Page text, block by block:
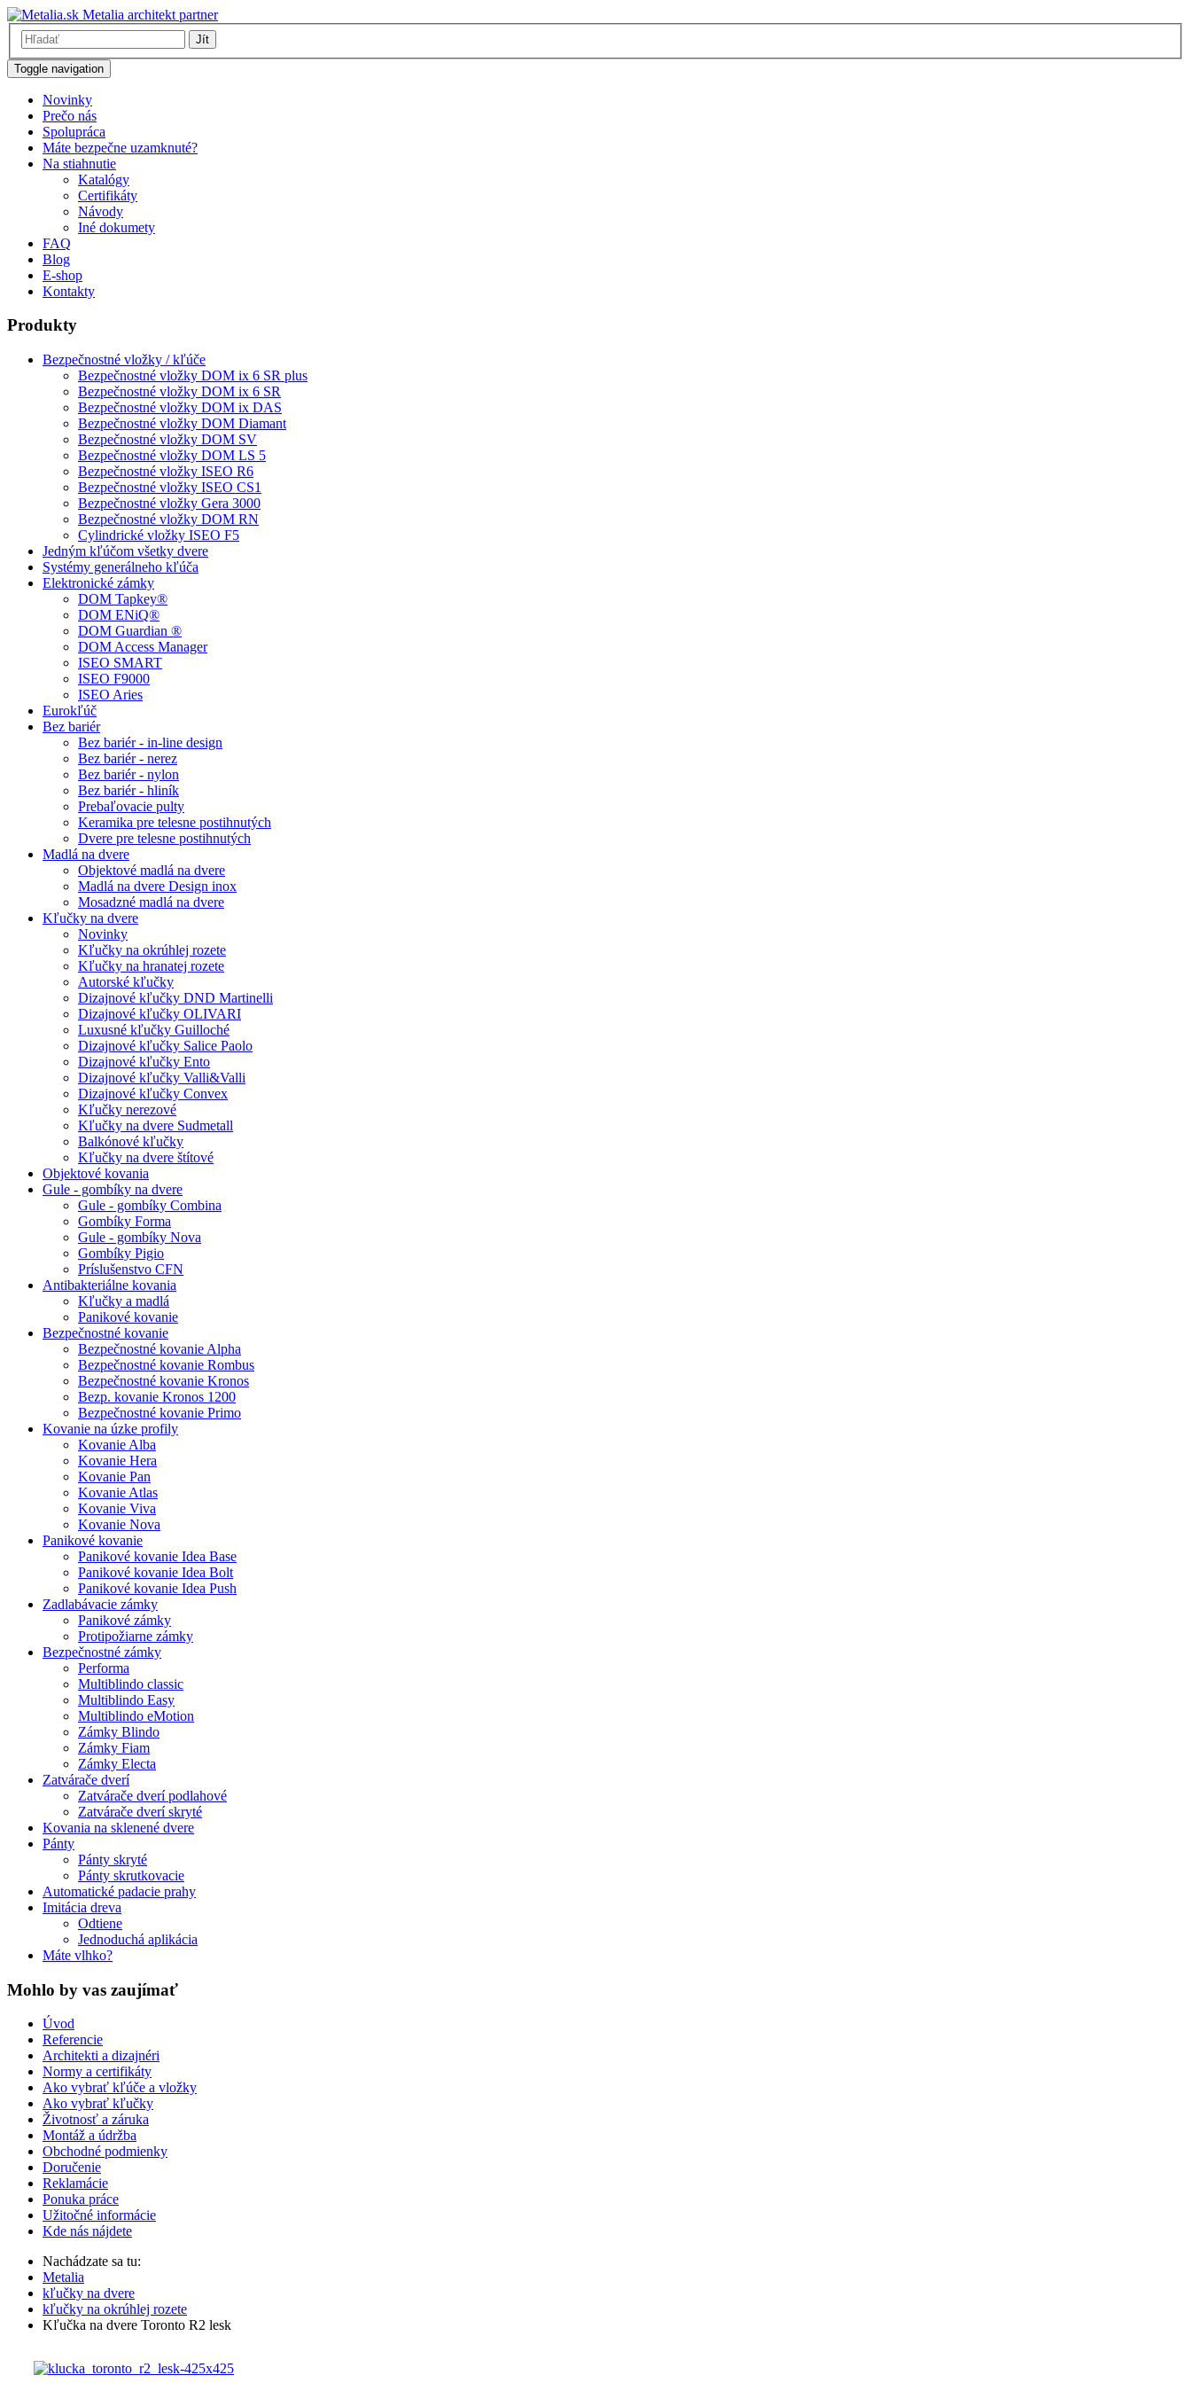
Metalia architekt partner
Jít
Toggle navigation
Novinky
Prečo nás
Spolupráca
Máte bezpečne uzamknuté?
Na stiahnutie
Katalógy
Certifikáty
Návody
Iné dokumety
FAQ
Blog
E-shop
Kontakty
Produkty
Bezpečnostné vložky / kľúče
Bezpečnostné vložky DOM ix 6 SR plus
Bezpečnostné vložky DOM ix 6 SR
Bezpečnostné vložky DOM ix DAS
Bezpečnostné vložky DOM Diamant
Bezpečnostné vložky DOM SV
Bezpečnostné vložky DOM LS 5
Bezpečnostné vložky ISEO R6
Bezpečnostné vložky ISEO CS1
Bezpečnostné vložky Gera 3000
Bezpečnostné vložky DOM RN
Cylindrické vložky ISEO F5
Jedným kľúčom všetky dvere
Systémy generálneho kľúča
Elektronické zámky
DOM Tapkey®
DOM ENiQ®
DOM Guardian ®
DOM Access Manager
ISEO SMART
ISEO F9000
ISEO Aries
Eurokľúč
Bez bariér
Bez bariér - in-line design
Bez bariér - nerez
Bez bariér - nylon
Bez bariér - hliník
Prebaľovacie pulty
Keramika pre telesne postihnutých
Dvere pre telesne postihnutých
Madlá na dvere
Objektové madlá na dvere
Madlá na dvere Design inox
Mosadzné madlá na dvere
Kľučky na dvere
Novinky
Kľučky na okrúhlej rozete
Kľučky na hranatej rozete
Autorské kľučky
Dizajnové kľučky DND Martinelli
Dizajnové kľučky OLIVARI
Luxusné kľučky Guilloché
Dizajnové kľučky Salice Paolo
Dizajnové kľučky Ento
Dizajnové kľučky Valli&Valli
Dizajnové kľučky Convex
Kľučky nerezové
Kľučky na dvere Sudmetall
Balkónové kľučky
Kľučky na dvere štítové
Objektové kovania
Gule - gombíky na dvere
Gule - gombíky Combina
Gombíky Forma
Gule - gombíky Nova
Gombíky Pigio
Príslušenstvo CFN
Antibakteriálne kovania
Kľučky a madlá
Panikové kovanie
Bezpečnostné kovanie
Bezpečnostné kovanie Alpha
Bezpečnostné kovanie Rombus
Bezpečnostné kovanie Kronos
Bezp. kovanie Kronos 1200
Bezpečnostné kovanie Primo
Kovanie na úzke profily
Kovanie Alba
Kovanie Hera
Kovanie Pan
Kovanie Atlas
Kovanie Viva
Kovanie Nova
Panikové kovanie
Panikové kovanie Idea Base
Panikové kovanie Idea Bolt
Panikové kovanie Idea Push
Zadlabávacie zámky
Panikové zámky
Protipožiarne zámky
Bezpečnostné zámky
Performa
Multiblindo classic
Multiblindo Easy
Multiblindo eMotion
Zámky Blindo
Zámky Fiam
Zámky Electa
Zatvárače dverí
Zatvárače dverí podlahové
Zatvárače dverí skryté
Kovania na sklenené dvere
Pánty
Pánty skryté
Pánty skrutkovacie
Automatické padacie prahy
Imitácia dreva
Odtiene
Jednoduchá aplikácia
Máte vlhko?
Mohlo by vas zaujímať
Úvod
Referencie
Architekti a dizajnéri
Normy a certifikáty
Ako vybrať kľúče a vložky
Ako vybrať kľučky
Životnosť a záruka
Montáž a údržba
Obchodné podmienky
Doručenie
Reklamácie
Ponuka práce
Užitočné informácie
Kde nás nájdete
Nachádzate sa tu:
Metalia
kľučky na dvere
kľučky na okrúhlej rozete
Kľučka na dvere Toronto R2 lesk